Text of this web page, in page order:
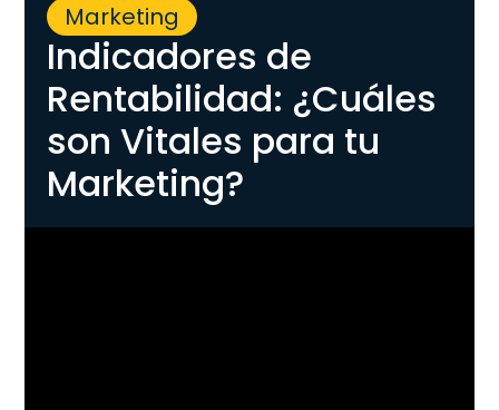
Marketing
Indicadores de
Rentabilidad: ¿Cuáles
son Vitales para tu
Marketing?